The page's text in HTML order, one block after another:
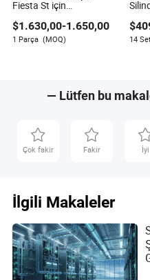
Fiesta St için
Üretimi 1.5L 1.6L Ford
Benzinli Motor için
$1.630,00-1.650,00
1 Parça (MOQ)
için
$
14
— Lütfen bu
Çok fakir Fakir İyi
İlgili Makaleler